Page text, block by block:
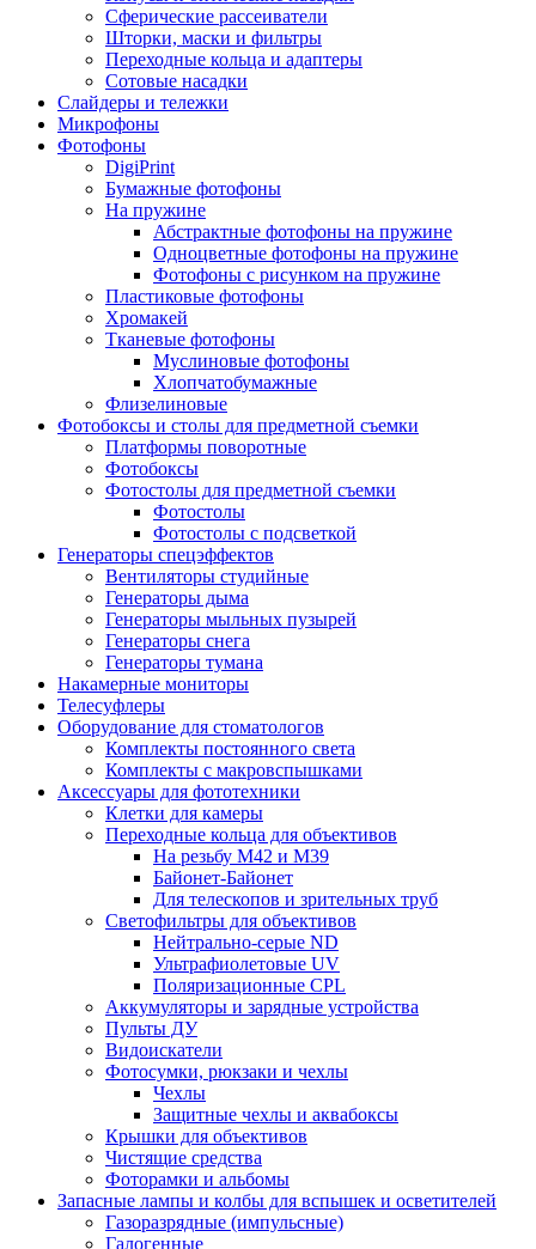
Сферические рассеиватели
Шторки, маски и фильтры
Переходные кольца и адаптеры
Сотовые насадки
Слайдеры и тележки
Микрофоны
Фотофоны
DigiPrint
Бумажные фотофоны
На пружине
Абстрактные фотофоны на пружине
Одноцветные фотофоны на пружине
Фотофоны с рисунком на пружине
Пластиковые фотофоны
Хромакей
Тканевые фотофоны
Муслиновые фотофоны
Хлопчатобумажные
Флизелиновые
Фотобоксы и столы для предметной съемки
Платформы поворотные
Фотобоксы
Фотостолы для предметной съемки
Фотостолы
Фотостолы с подсветкой
Генераторы спецэффектов
Вентиляторы студийные
Генераторы дыма
Генераторы мыльных пузырей
Генераторы снега
Генераторы тумана
Накамерные мониторы
Телесуфлеры
Оборудование для стоматологов
Комплекты постоянного света
Комплекты с макровспышками
Аксессуары для фототехники
Клетки для камеры
Переходные кольца для объективов
На резьбу М42 и М39
Байонет-Байонет
Для телескопов и зрительных труб
Светофильтры для объективов
Нейтрально-серые ND
Ультрафиолетовые UV
Поляризационные CPL
Аккумуляторы и зарядные устройства
Пульты ДУ
Видоискатели
Фотосумки, рюкзаки и чехлы
Чехлы
Защитные чехлы и аквабоксы
Крышки для объективов
Чистящие средства
Фоторамки и альбомы
Запасные лампы и колбы для вспышек и осветителей
Газоразрядные (импульсные)
Галогенные